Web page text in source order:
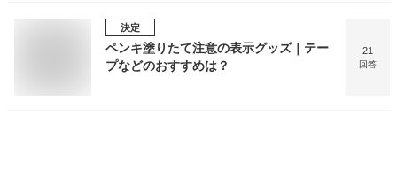
決定
ペンキ塗りたて注意の表示グッズ｜テー
プなどのおすすめは？
21
回答